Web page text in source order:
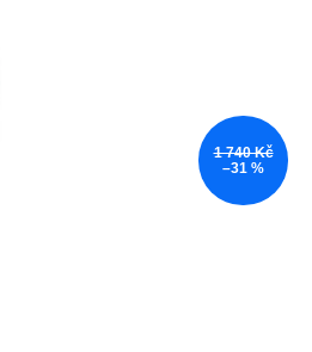
1 740 Kč
–31 %